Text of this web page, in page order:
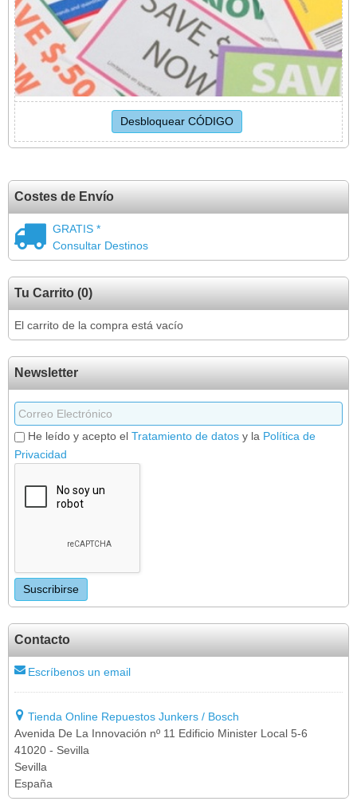
Costes de Envío
GRATIS *
Consultar Destinos
Tu Carrito (0)
El carrito de la compra está vacío
Newsletter
He leído y acepto el Tratamiento de datos y la Política de
Privacidad
Contacto
Escríbenos un email
Tienda Online Repuestos Junkers / Bosch
Avenida De La Innovación nº 11 Edificio Minister Local 5-6
41020 - Sevilla
Sevilla
España